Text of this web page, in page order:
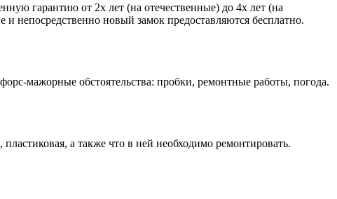
гарантию от 2х лет (на отечественные) до 4х лет (на
непосредственно новый замок предоставляются бесплатно.
мажорные обстоятельства: пробки, ремонтные работы, погода.
пластиковая, а также что в ней необходимо ремонтировать.